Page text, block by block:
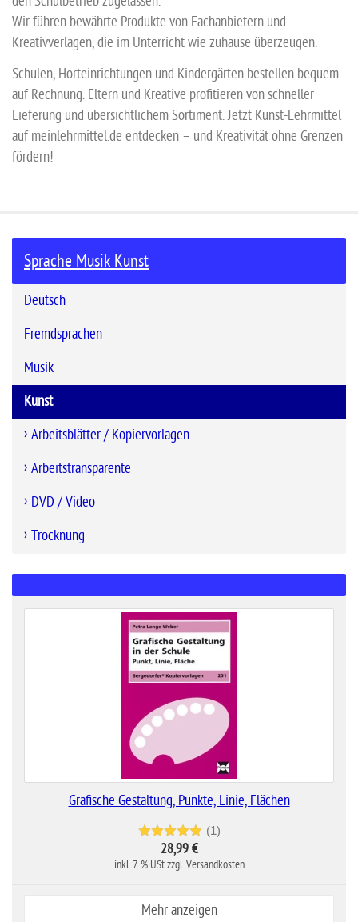
Wir führen bewährte Produkte von Fachanbietern und
Kreativverlagen, die im Unterricht wie zuhause überzeugen.
Schulen, Horteinrichtungen und Kindergärten bestellen bequem
auf Rechnung. Eltern und Kreative profitieren von schneller
Lieferung und übersichtlichem Sortiment. Jetzt Kunst-Lehrmittel
auf meinlehrmittel.de entdecken – und Kreativität ohne Grenzen
fördern!
Sprache Musik Kunst
Deutsch
Fremdsprachen
Musik
Kunst
Arbeitsblätter / Kopiervorlagen
Arbeitstransparente
DVD / Video
Trocknung
Grafische Gestaltung, Punkte, Linie, Flächen
(1)
28,99 €
inkl. 7 % USt zzgl. Versandkosten
Mehr anzeigen